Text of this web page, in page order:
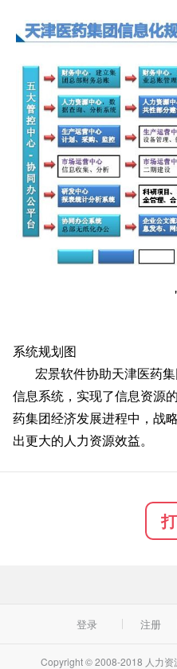
系统规划图
宏景软件协助天津医药集
信息系统，实现了信息资源
药集团经济发展进程中，战
出更大的人力资源效益。
登录 注册
Copyright © 2008-2018 人力资